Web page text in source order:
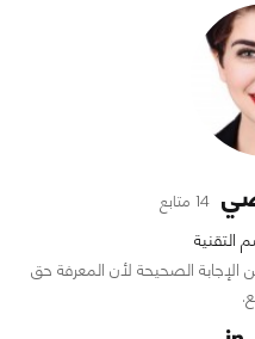
14 متابع
التقنية
الإجابة الصحيحة لأن المعرفة حق